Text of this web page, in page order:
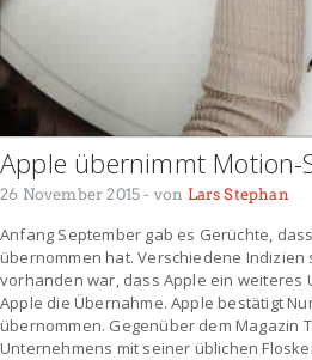
Apple übernimmt Motion-
26 November 2015 - von Lars Stephan
Anfang September gab es Gerüchte,
übernommen hat. Verschiedene
vorhanden war, dass Apple ein weiteres
Apple die Übernahme. Apple bestätigt
übernommen. Gegenüber dem Magazin
Unternehmens mit seiner üblichen